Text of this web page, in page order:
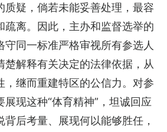
质疑，倘若未能妥善处理，最容
疏离。因此，主办和监督选举的
守同一标准严格审视所有参选人
楚解释有关决定的法律依据，从
，继而重建特区的公信力。对参
现这种“体育精神”，坦诚回应
后考量、展现何以能够胜任，